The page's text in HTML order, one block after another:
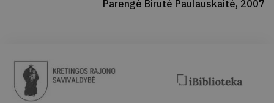
Parengė Birutė Paulauskaitė, 2007